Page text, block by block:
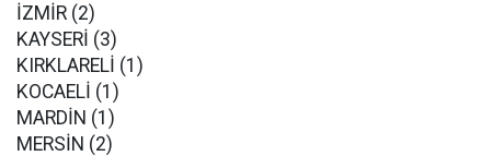
İZMİR (2)
KAYSERİ (3)
KIRKLARELİ (1)
KOCAELİ (1)
MARDİN (1)
MERSİN (2)